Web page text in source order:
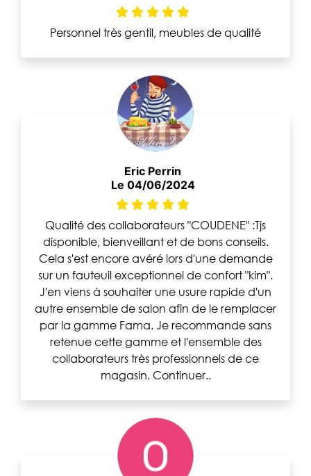
Personnel très gentil, meubles de qualité
Eric Perrin
Le 04/06/2024
Qualité des collaborateurs "COUDENE" :Tjs
disponible, bienveillant et de bons conseils.
Cela s'est encore avéré lors d'une demande
sur un fauteuil exceptionnel de confort "kim".
J'en viens à souhaiter une usure rapide d'un
autre ensemble de salon afin de le remplacer
par la gamme Fama. Je recommande sans
retenue cette gamme et l'ensemble des
collaborateurs très professionnels de ce
magasin. Continuer..